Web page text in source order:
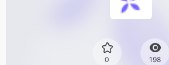
0 198